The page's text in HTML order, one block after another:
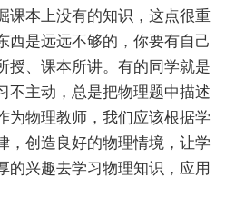
课本上没有的知识，这点很重
西是远远不够的，你要有自己
授、课本所讲。有的同学就是
不主动，总是把物理题中描述
为物理教师，我们应该根据学
，创造良好的物理情境，让学
的兴趣去学习物理知识，应用